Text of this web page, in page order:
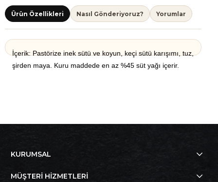
Ürün Özellikleri Nasıl Gönderiyoruz? Yorumlar
İçerik: Pastörize inek sütü ve koyun, keçi sütü karışımı, tuz,
şirden maya. Kuru maddede en az %45 süt yağı içerir.
KURUMSAL
MÜŞTERİ HİZMETLERİ